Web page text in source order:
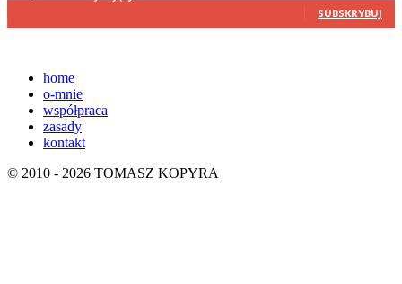
SUBSKRYBUJ
home
o-mnie
współpraca
zasady
kontakt
© 2010 - 2026 TOMASZ KOPYRA